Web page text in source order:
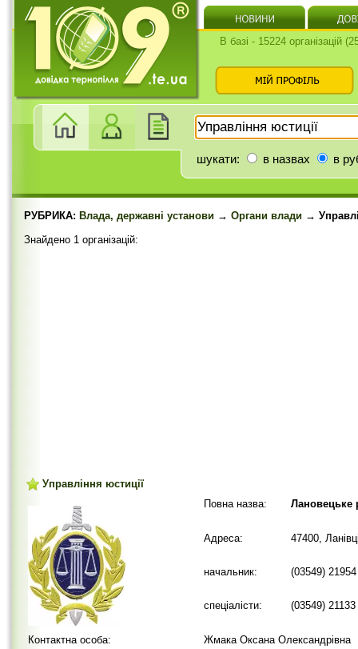
В базі - 15224 організацій
шукати: в назвах в
РУБРИКА: Влада, державні установи → Органи влади →
Знайдено 1 організацій:
Управління юстиції
Повна назва:
Лановецьке
Адреса: 47400,
начальник: (03549) 21954
спеціалісти: (03549) 21133
Контактна особа:
Жмака Оксана Олександрівна